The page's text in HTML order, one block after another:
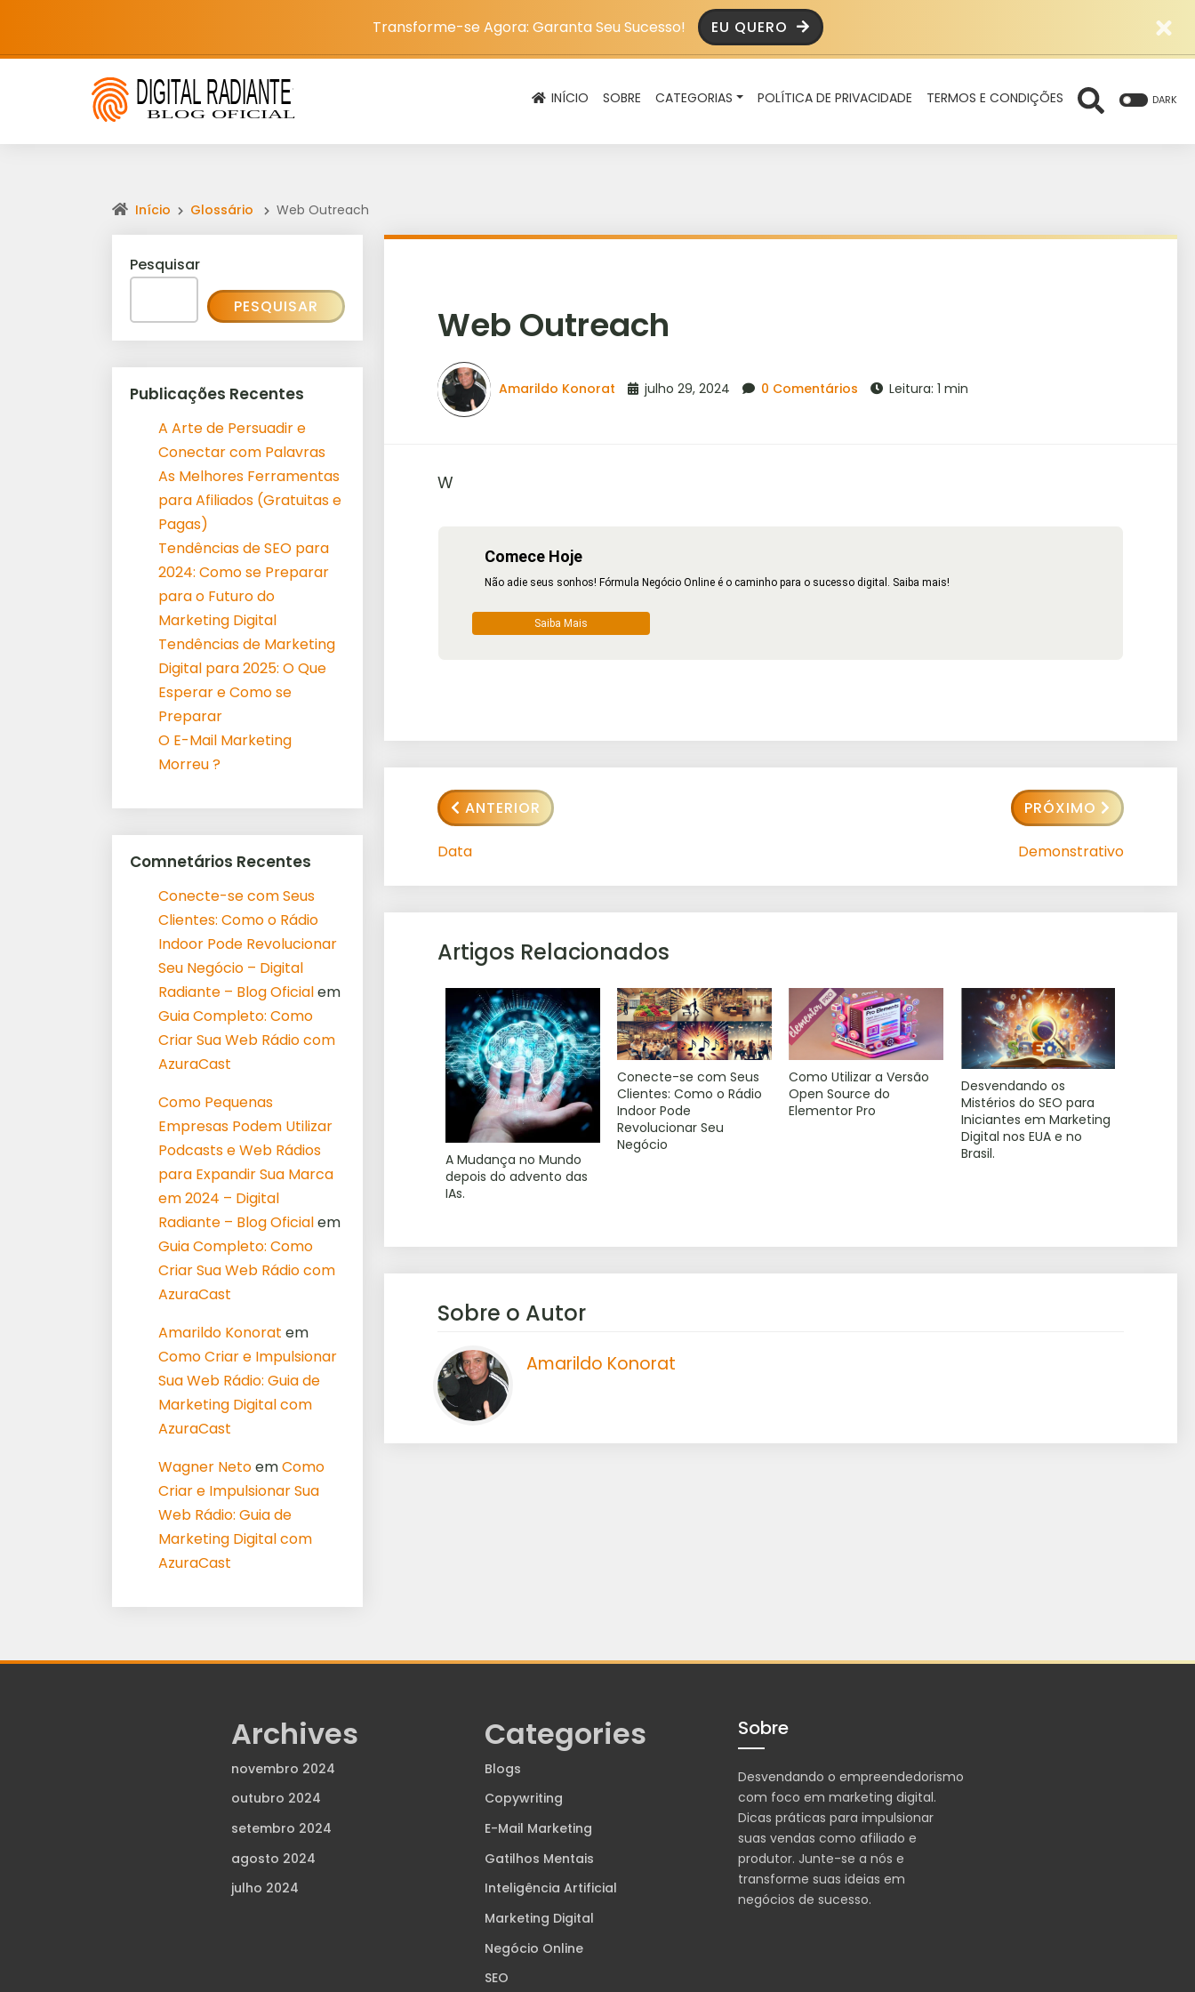
Transforme-se Agora: Garanta Seu Sucesso! EU QUERO
INÍCIO SOBRE CATEGORIAS POLÍTICA DE PRIVACIDADE TERMOS E CONDIÇÕES DARK
Início Glossário Web Outreach
Web Outreach
Amarildo Konorat julho 29, 2024 0 Comentários Leitura: 1 min
W
Comece Hoje
Não adie seus sonhos! Fórmula Negócio Online é o caminho para o sucesso digital. Saiba mais!
Saiba Mais
ANTERIOR
Data
PRÓXIMO
Demonstrativo
Artigos Relacionados
A Mudança no Mundo
depois do advento das
IAs.
Conecte-se com Seus
Clientes: Como o Rádio
Indoor Pode
Revolucionar Seu
Negócio
Como Utilizar a Versão
Open Source do
Elementor Pro
Desvendando os
Mistérios do SEO para
Iniciantes em Marketing
Digital nos EUA e no
Brasil.
Sobre o Autor
Amarildo Konorat
Pesquisar
PESQUISAR
Publicações Recentes
A Arte de Persuadir e
Conectar com Palavras
As Melhores Ferramentas
para Afiliados (Gratuitas e
Pagas)
Tendências de SEO para
2024: Como se Preparar
para o Futuro do
Marketing Digital
Tendências de Marketing
Digital para 2025: O Que
Esperar e Como se
Preparar
O E-Mail Marketing
Morreu ?
Comnetários Recentes
Conecte-se com Seus
Clientes: Como o Rádio
Indoor Pode Revolucionar
Seu Negócio – Digital
Radiante – Blog Oficialem
Guia Completo: Como
Criar Sua Web Rádio com
AzuraCast
Como Pequenas
Empresas Podem Utilizar
Podcasts e Web Rádios
para Expandir Sua Marca
em 2024 – Digital
Radiante – Blog Oficialem
Guia Completo: Como
Criar Sua Web Rádio com
AzuraCast
Amarildo Konorat em
Como Criar e Impulsionar
Sua Web Rádio: Guia de
Marketing Digital com
AzuraCast
Wagner NetoemComo
Criar e Impulsionar Sua
Web Rádio: Guia de
Marketing Digital com
AzuraCast
Archives
novembro 2024
outubro 2024
setembro 2024
agosto 2024
julho 2024
Categories
Blogs
Copywriting
E-Mail Marketing
Gatilhos Mentais
Inteligência Artificial
Marketing Digital
Negócio Online
SEO
Sobre
Desvendando o empreendedorismo
com foco em marketing digital.
Dicas práticas para impulsionar
suas vendas como afiliado e
produtor. Junte-se a nós e
transforme suas ideias em
negócios de sucesso.